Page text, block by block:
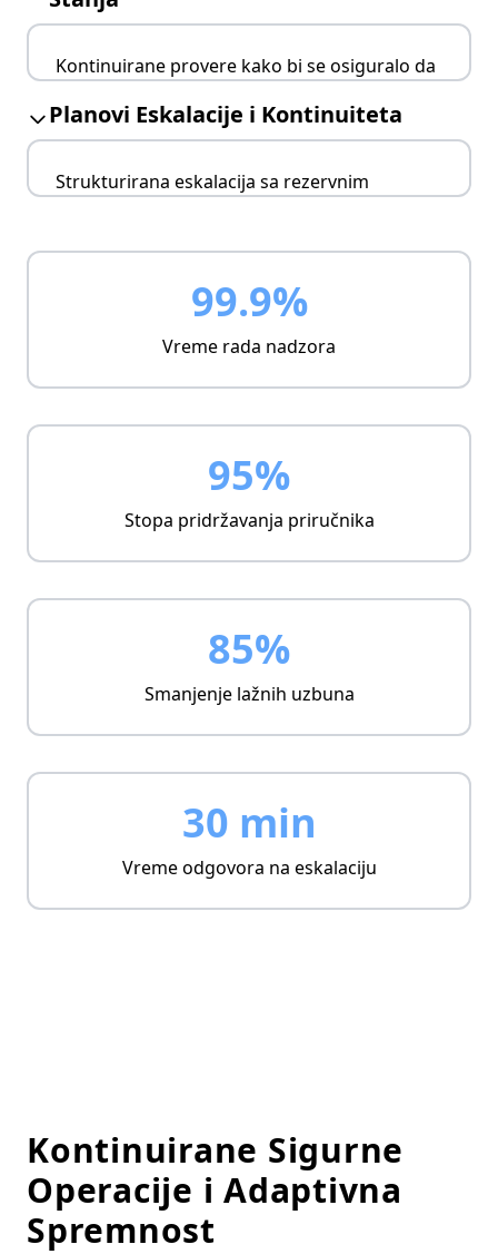
Korelacija između domena
Kontinuirane provere kako bi se osiguralo da
Automatizovane provere usklađenosti
Ocena rizika
Planovi Eskalacije i Kontinuiteta
Strukturirana eskalacija sa rezervnim
Komunikacione linije
Prioriteti oporavka99.9%
Vreme rada nadzora
95%
Stopa pridržavanja priručnika
85%
Smanjenje lažnih uzbuna
30 min
Vreme odgovora na eskalaciju
Kontinuirane Sigurne
Operacije i Adaptivna
Spremnost